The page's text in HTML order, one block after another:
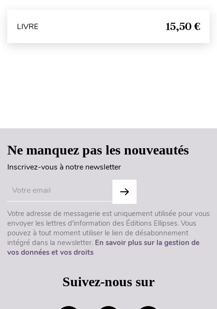
LIVRE 15,50 €
Ne manquez pas les nouveautés
Inscrivez-vous à notre newsletter
Votre adresse de messagerie est uniquement utilisée pour vous
envoyer les lettres d'information des Éditions Ellipses. Vous
pouvez à tout moment utiliser le lien de désabonnement
intégré dans la newsletter. En savoir plus sur la gestion de
vos données et vos droits
Suivez-nous sur